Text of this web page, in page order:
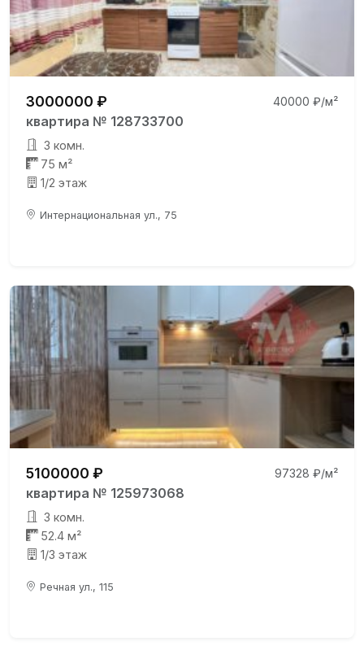
3000000 ₽ 40000 ₽/м²
квартира № 128733700
3 комн.
75 м²
1/2 этаж
Интернациональная ул., 75
5100000 ₽ 97328 ₽/м²
квартира № 125973068
3 комн.
52.4 м²
1/3 этаж
Речная ул., 115